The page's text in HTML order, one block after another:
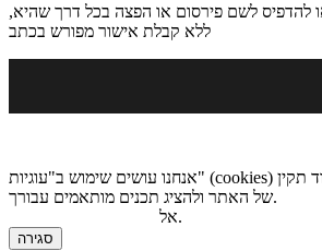
להדפיס לשם פירסום או הפצה בכל דרך שהיא,
ללא קבלת אישור מפורש בכתב
אנחנו עושים שימוש ב"עוגיות" (cookies) על מנת לאפשר תפקוד תקין
של האתר ולהציג תכנים מותאמים עבורך.
אל.
סגירה